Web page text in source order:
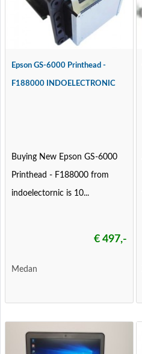
Epson GS-6000 Printhead -
F188000 INDOELECTRONIC
Buying New Epson GS-6000
Printhead - F188000 from
indoelectornic is 10...
€ 497,-
Medan